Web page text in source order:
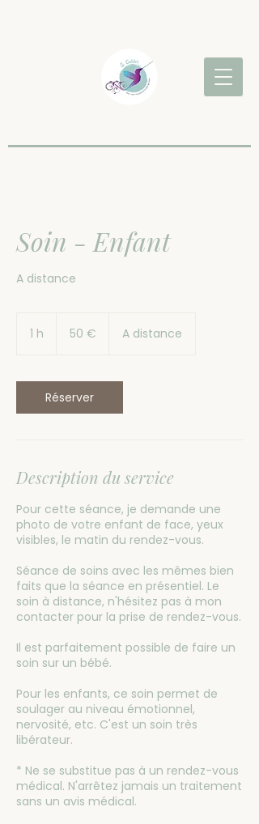
Soin - Enfant
A distance
1 h 50 € A distance
Réserver
Description du service
Pour cette séance, je demande une
photo de votre enfant de face, yeux
visibles, le matin du rendez-vous.
Séance de soins avec les mêmes bien
faits que la séance en présentiel. Le
soin à distance, n'hésitez pas à mon
contacter pour la prise de rendez-vous.
Il est parfaitement possible de faire un
soin sur un bébé.
Pour les enfants, ce soin permet de
soulager au niveau émotionnel,
nervosité, etc. C'est un soin très
libérateur.
* Ne se substitue pas à un rendez-vous
médical. N'arrêtez jamais un traitement
sans un avis médical.